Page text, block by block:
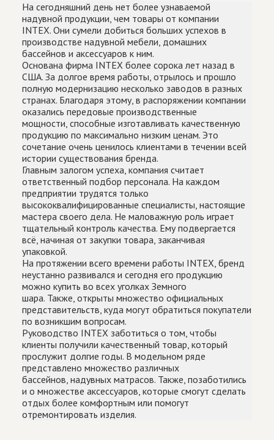
На сегодняшний день нет более узнаваемой
надувной продукции, чем товары от компании
INTEX. Они сумели добиться больших успехов в
производстве надувной мебели, домашних
бассейнов и аксессуаров к ним.
Основана фирма INTEX более сорока лет назад в
США. За долгое время работы, отрылось и прошло
полную модернизацию несколько заводов в разных
странах. Благодаря этому, в распоряжении компании
оказались передовые производственные
мощности, способные изготавливать качественную
продукцию по максимально низким ценам. Это
сочетание очень ценилось клиентами в течении всей
истории существования бренда.
Главным залогом успеха, компания считает
ответственный подбор персонала. На каждом
предприятии трудятся только
высококвалифицированные специалисты, настоящие
мастера своего дела. Не маловажную роль играет
тщательный контроль качества. Ему подвергается
всё, начиная от закупки товара, заканчивая
упаковкой.
На протяжении всего времени работы INTEX, бренд
неустанно развивался и сегодня его продукцию
можно купить во всех уголках Земного
шара. Также, открыты множество официальных
представительств, куда могут обратиться покупатели
по возникшим вопросам.
Руководство INTEX заботиться о том, чтобы
клиенты получили качественный товар, который
прослужит долгие годы. В модельном ряде
представлено множество различных
бассейнов, надувных матрасов. Также, позаботились
и о множестве аксессуаров, которые смогут сделать
отдых более комфортным или помогут
отремонтировать изделия.